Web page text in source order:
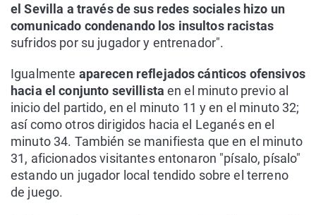
el Sevilla a través de sus redes sociales hizo un
comunicado condenando los insultos racistas
sufridos por su jugador y entrenador".
Igualmente aparecen reflejados cánticos ofensivos
hacia el conjunto sevillista en el minuto previo al
inicio del partido, en el minuto 11 y en el minuto 32;
así como otros dirigidos hacia el Leganés en el
minuto 34. También se manifiesta que en el minuto
31, aficionados visitantes entonaron "písalo, písalo"
estando un jugador local tendido sobre el terreno
de juego.